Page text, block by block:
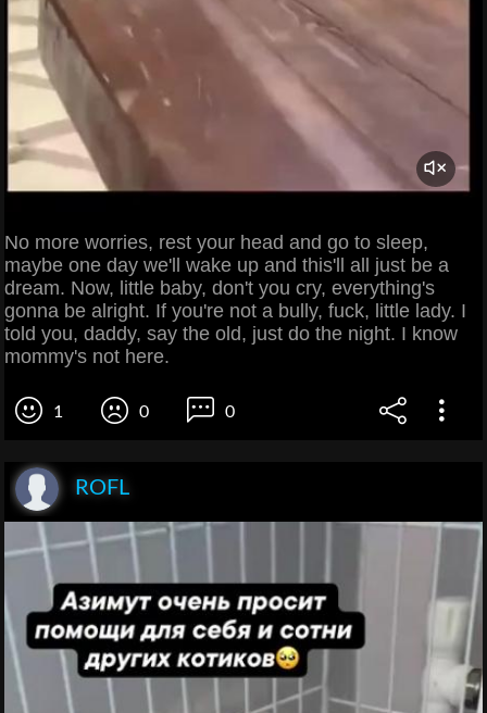
No more worries, rest your head and go to sleep,
maybe one day we'll wake up and this'll all just be a
dream. Now, little baby, don't you cry, everything's
gonna be alright. If you're not a bully, fuck, little lady. I
told you, daddy, say the old, just do the night. I know
mommy's not here.
1 0 0
ROFL